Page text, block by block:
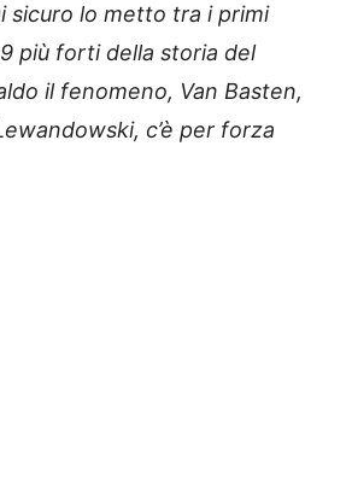
sicuro lo metto tra i primi
più forti della storia del
il fenomeno, Van Basten,
c’è per forza